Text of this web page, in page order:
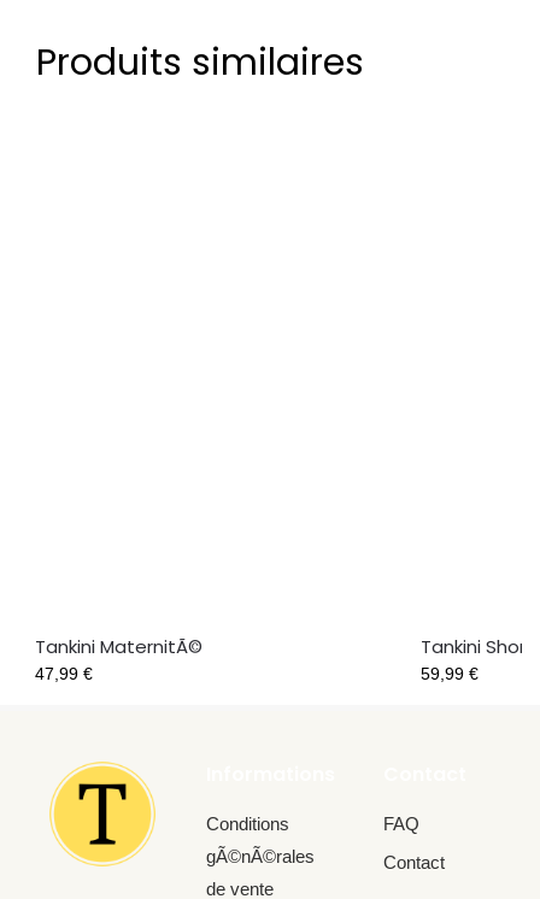
Produits similaires
Tankini MaternitÃ©
47,99 €
Tankini
59,99 €
Conditions
gÃ©nÃ©rales
de vente
FAQ
Contact